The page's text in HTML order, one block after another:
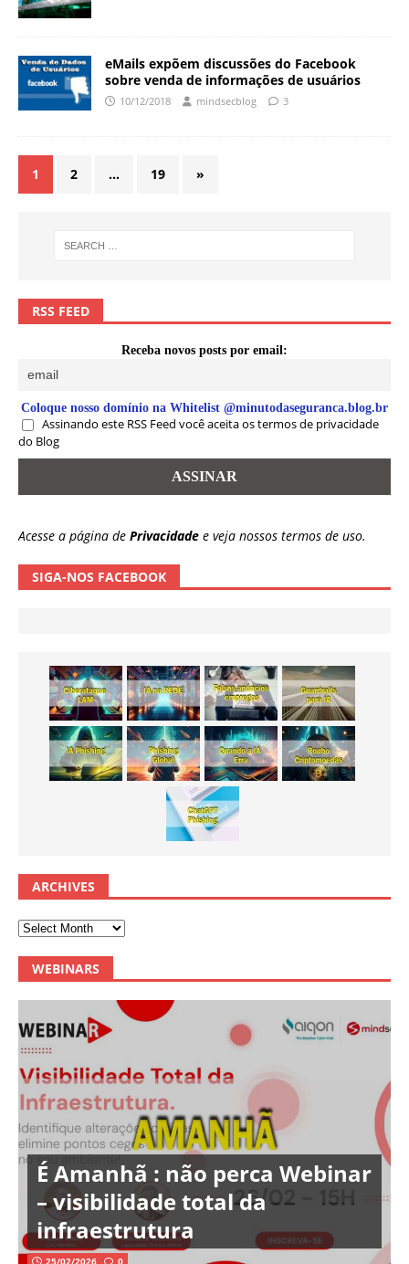
eMails expõem discussões do Facebook
sobre venda de informações de usuários
10/12/2018 mindsecblog 3
1 2 … 19 »
RSS FEED
Receba novos posts por email:
Coloque nosso domínio na Whitelist @minutodaseguranca.blog.br
Assinando este RSS Feed você aceita os termos de privacidade
do Blog
Acesse a página de Privacidade e veja nossos termos de uso.
SIGA-NOS FACEBOOK
ARCHIVES
WEBINARS
É Amanhã : não perca Webinar
– visibilidade total da
infraestrutura